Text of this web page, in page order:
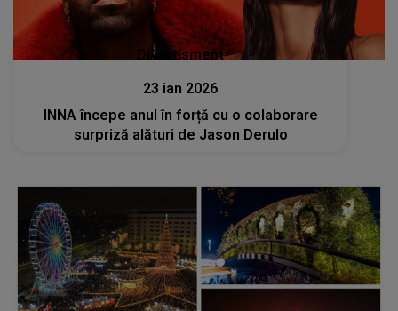
Divertisment
23 ian 2026
INNA începe anul în forță cu o colaborare
surpriză alături de Jason Derulo